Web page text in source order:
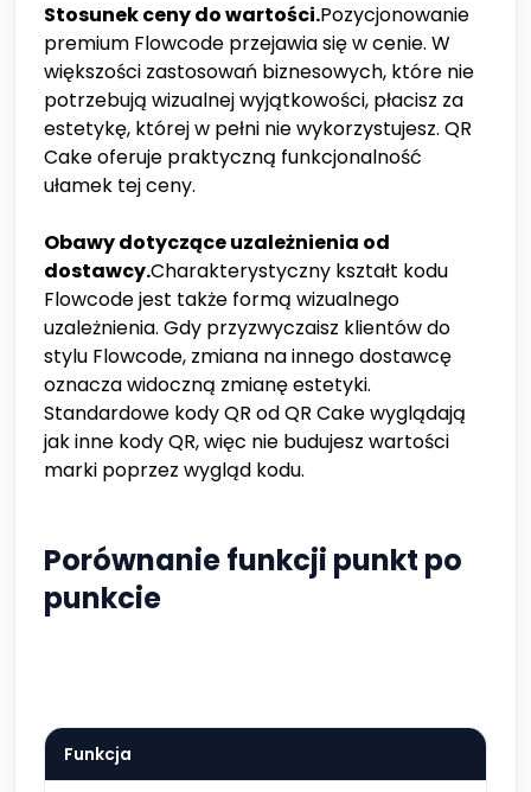
Stosunek ceny do wartości.Pozycjonowanie
premium Flowcode przejawia się w cenie. W
większości zastosowań biznesowych, które nie
potrzebują wizualnej wyjątkowości, płacisz za
estetykę, której w pełni nie wykorzystujesz. QR
Cake oferuje praktyczną funkcjonalność
ułamek tej ceny.
Obawy dotyczące uzależnienia od
dostawcy.Charakterystyczny kształt kodu
Flowcode jest także formą wizualnego
uzależnienia. Gdy przyzwyczaisz klientów do
stylu Flowcode, zmiana na innego dostawcę
oznacza widoczną zmianę estetyki.
Standardowe kody QR od QR Cake wyglądają
jak inne kody QR, więc nie budujesz wartości
marki poprzez wygląd kodu.
Porównanie funkcji punkt po
punkcie
Funkcja